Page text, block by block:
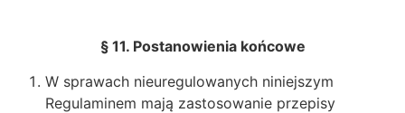
§ 11. Postanowienia końcowe
W sprawach nieuregulowanych niniejszym
Regulaminem mają zastosowanie przepisy